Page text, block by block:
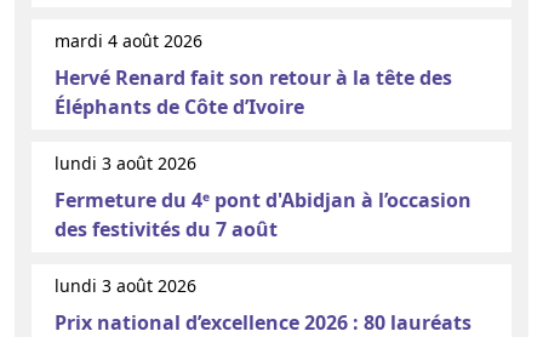
mardi 4 août 2026
Hervé Renard fait son retour à la tête des
Éléphants de Côte d’Ivoire
lundi 3 août 2026
Fermeture du 4ᵉ pont d'Abidjan à l’occasion
des festivités du 7 août
lundi 3 août 2026
Prix national d’excellence 2026 : 80 lauréats